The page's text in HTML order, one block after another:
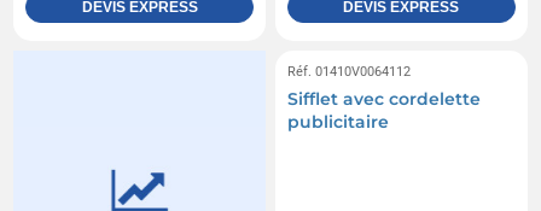
DEVIS EXPRESS DEVIS EXPRESS
Réf. 01410V0064112
Sifflet avec cordelette
publicitaire